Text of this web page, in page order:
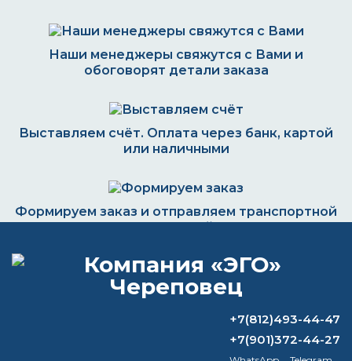
Наши менеджеры свяжутся с Вами и
обоговорят детали заказа
Выставляем счёт. Оплата через банк, картой
или наличными
Формируем заказ и отправляем транспортной
компанией
ВОПРОС-ОТВЕТ+7(812)493-44-47
+7(901)372-44-27